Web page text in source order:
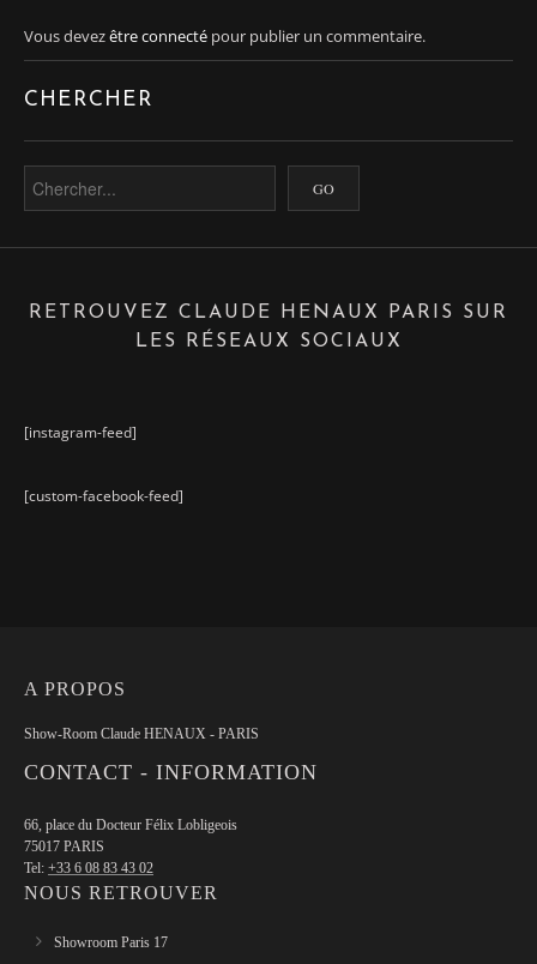
Vous devezêtre connecté pour publier un commentaire.
CHERCHER
RETROUVEZ CLAUDE HENAUX PARIS SUR
LES RÉSEAUX SOCIAUX
[instagram-feed]
[custom-facebook-feed]
A PROPOS
Show-Room Claude HENAUX - PARIS
CONTACT - INFORMATION
66, place du Docteur Félix Lobligeois
75017 PARIS
Tel: +33 6 08 83 43 02
NOUS RETROUVER
Showroom Paris 17